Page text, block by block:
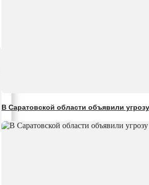
В Саратовской области объявили